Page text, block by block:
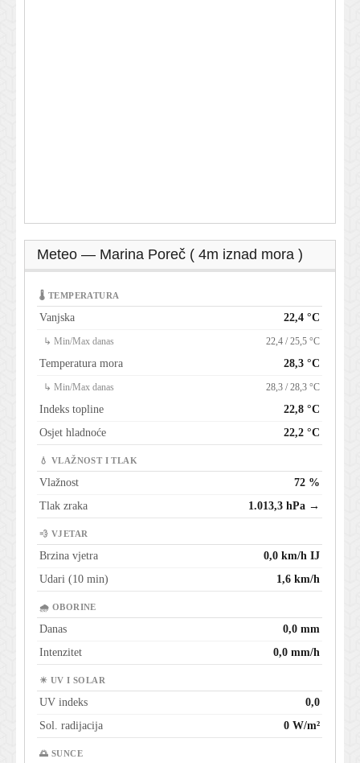
Meteo — Marina Poreč ( 4m iznad mora )
🌡 TEMPERATURA
Vanjska 22,4 °C
↳ Min/Max danas 22,4 / 25,5 °C
Temperatura mora 28,3 °C
↳ Min/Max danas 28,3 / 28,3 °C
Indeks topline
22,8 °C
Osjet hladnoće
22,2 °C
💧 VLAŽNOST I TLAK
Vlažnost
72 %
Tlak zraka
1.013,3 hPa →
💨 VJETAR
Brzina vjetra
0,0 km/h IJ
Udari (10 min)
1,6 km/h
🌧 OBORINE
Danas
0,0 mm
Intenzitet
0,0 mm/h
☀ UV I SOLAR
UV indeks
0,0
Sol. radijacija
0 W/m²
🌅 SUNCE